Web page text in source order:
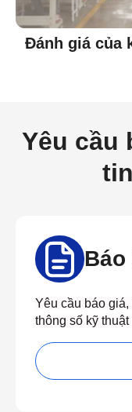
Đánh giá của
Yêu cầu
Báo
Yêu cầu báo giá,
thông số kỹ thuật